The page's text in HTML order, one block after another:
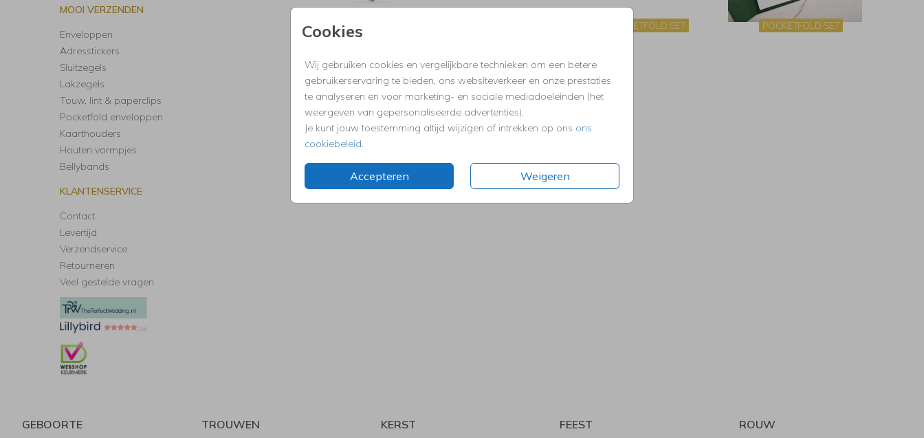
Cookies
Wij gebruiken cookies en vergelijkbare technieken om een betere
gebruikerservaring te bieden, ons websiteverkeer en onze prestaties
te analyseren en voor marketing- en sociale mediadoeleinden (het
weergeven van gepersonaliseerde advertenties).
Je kunt jouw toestemming altijd wijzigen of intrekken op ons ons
cookiebeleid
Accepteren Weigeren
MOOI VERZENDEN
Enveloppen
Adresstickers
Sluitzegels
Lakzegels
Touw, lint & paperclips
Pocketfold enveloppen
Kaarthouders
Houten vormpjes
Bellybands
KLANTENSERVICE
Contact
Levertijd
Verzendservice
Retourneren
Veel gestelde vragen
POCKETFOLD SET POCKETFOLD SET POCKETFOLD SET
GEBOORTE TROUWEN KERST FEEST ROUW